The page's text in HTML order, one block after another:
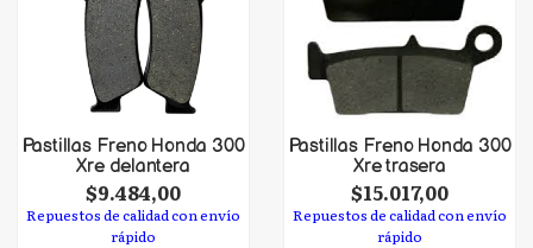
Pastillas Freno Honda 300
Xre delantera
$9.484,00
Repuestos de calidad con envío
rápido
Pastillas Freno Honda 300
Xre trasera
$15.017,00
Repuestos de calidad con envío
rápido